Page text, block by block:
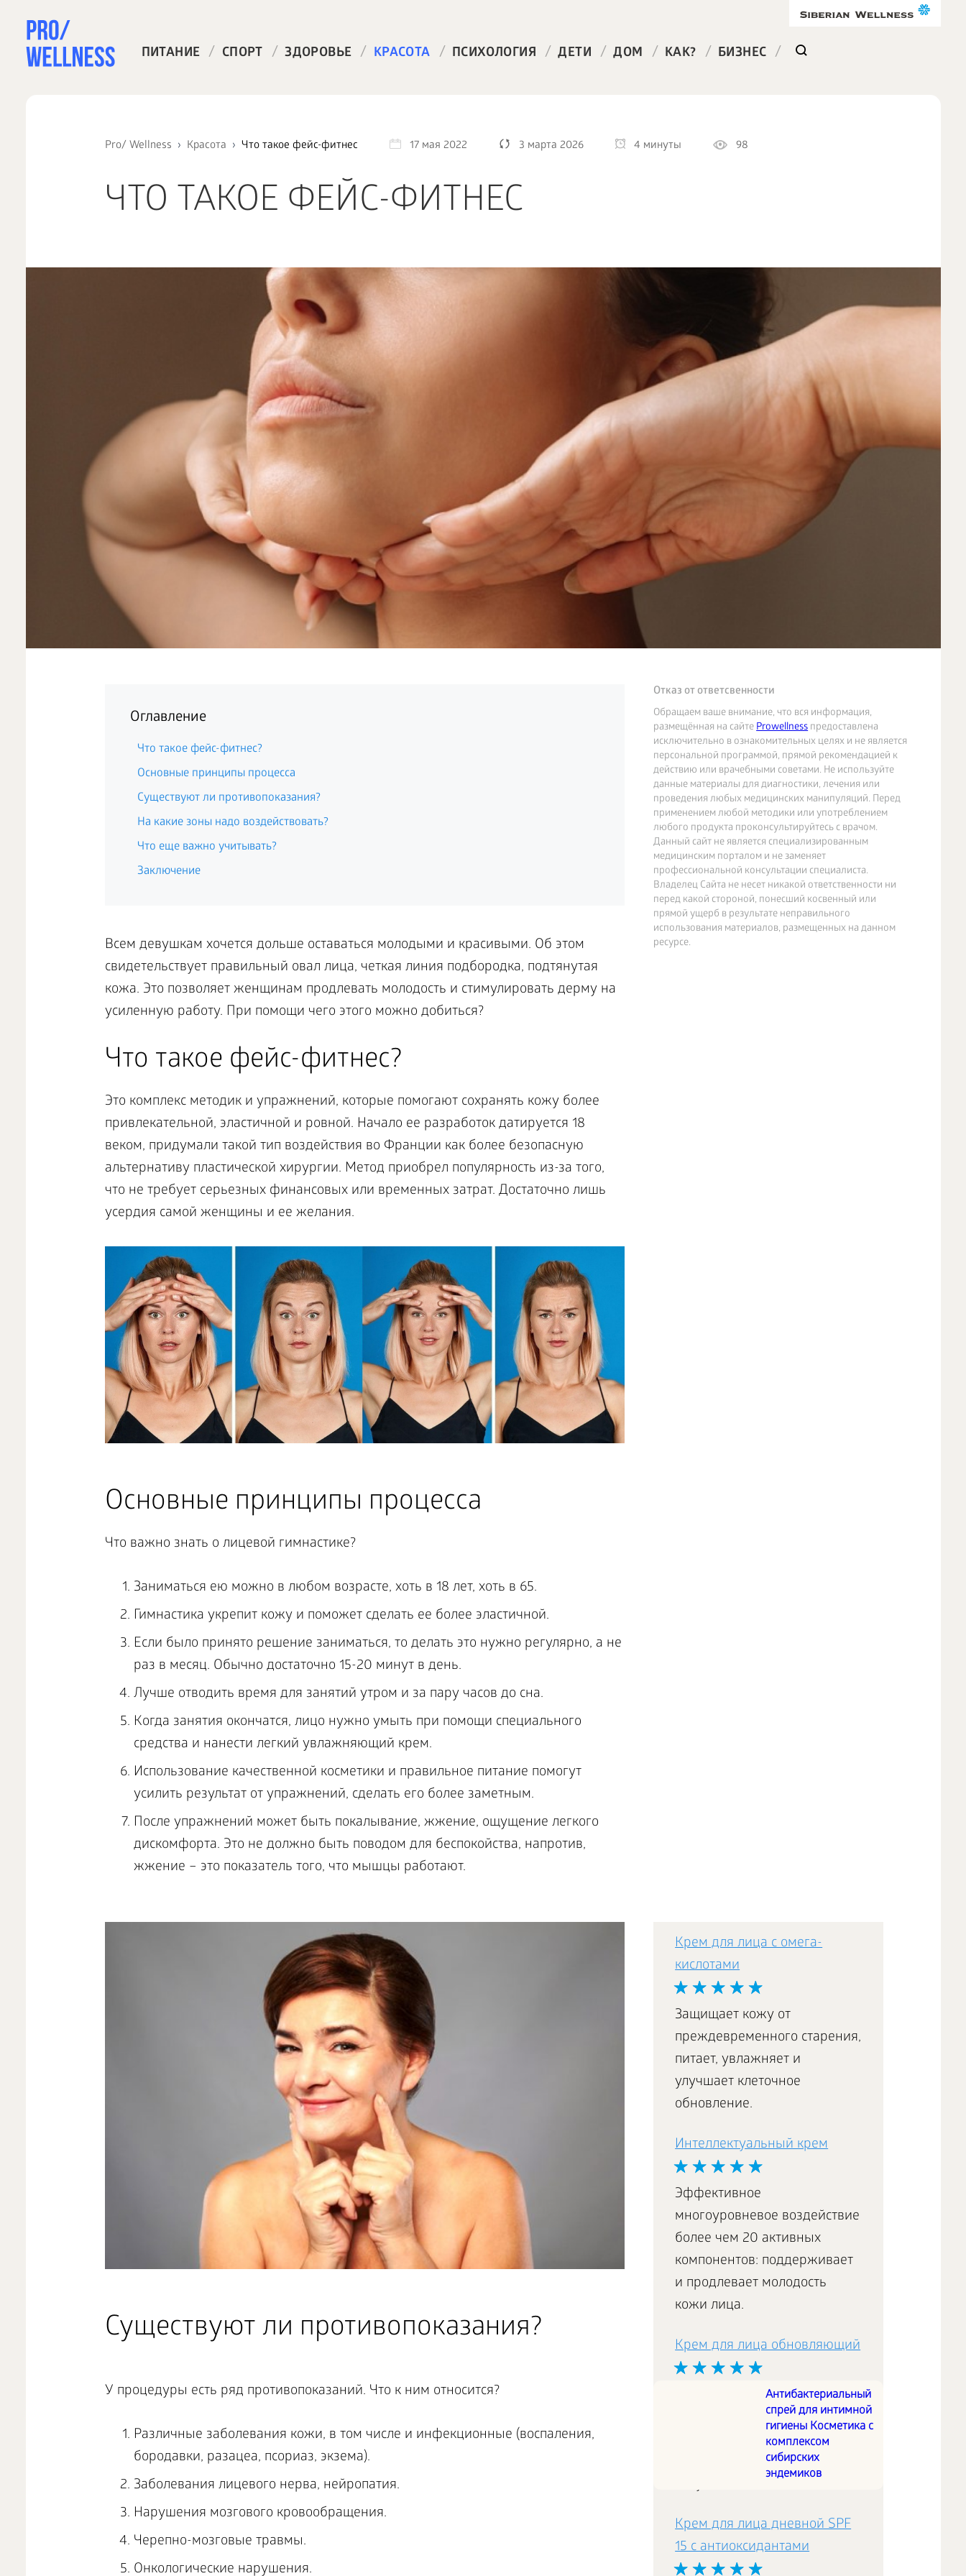
ПИТАНИЕ / СПОРТ / ЗДОРОВЬЕ / КРАСОТА / ПСИХОЛОГИЯ / ДЕТИ / ДОМ / КАК? / БИЗНЕС /
Pro/ Wellness Красота Что такое фейс-фитнес 17 мая 2022 3 марта 2026 4 минуты 98
ЧТО ТАКОЕ ФЕЙС-ФИТНЕС
Отказ от ответсвенности
Обращаем ваше внимание, что вся информация,
размещённая на сайтеProwellnessпредоставлена
исключительно в ознакомительных целях и не является
персональной программой, прямой рекомендацией к
действию или врачебными советами. Не используйте
данные материалы для диагностики, лечения или
проведения любых медицинских манипуляций. Перед
применением любой методики или употреблением
любого продукта проконсультируйтесь с врачом.
Данный сайт не является специализированным
медицинским порталом и не заменяет
профессиональной консультации специалиста.
Владелец Сайта не несет никакой ответственности ни
перед какой стороной, понесший косвенный или
прямой ущерб в результате неправильного
использования материалов, размещенных на данном
ресурсе.
Оглавление
Что такое фейс-фитнес?
Основные принципы процесса
Существуют ли противопоказания?
На какие зоны надо воздействовать?
Что еще важно учитывать?
Заключение
Всем девушкам хочется дольше оставаться молодыми и красивыми. Об этом
свидетельствует правильный овал лица, четкая линия подбородка, подтянутая
кожа. Это позволяет женщинам продлевать молодость и стимулировать дерму на
усиленную работу. При помощи чего этого можно добиться?
Что такое фейс-фитнес?
Это комплекс методик и упражнений, которые помогают сохранять кожу более
привлекательной, эластичной и ровной. Начало ее разработок датируется 18
веком, придумали такой тип воздействия во Франции как более безопасную
альтернативу пластической хирургии. Метод приобрел популярность из-за того,
что не требует серьезных финансовых или временных затрат. Достаточно лишь
усердия самой женщины и ее желания.
Основные принципы процесса
Что важно знать о лицевой гимнастике?
Заниматься ею можно в любом возрасте, хоть в 18 лет, хоть в 65.
Гимнастика укрепит кожу и поможет сделать ее более эластичной.
Если было принято решение заниматься, то делать это нужно регулярно, а не
раз в месяц. Обычно достаточно 15-20 минут в день.
Лучше отводить время для занятий утром и за пару часов до сна.
Когда занятия окончатся, лицо нужно умыть при помощи специального
средства и нанести легкий увлажняющий крем.
Использование качественной косметики и правильное питание помогут
усилить результат от упражнений, сделать его более заметным.
После упражнений может быть покалывание, жжение, ощущение легкого
дискомфорта. Это не должно быть поводом для беспокойства, напротив,
жжение – это показатель того, что мышцы работают.
Крем для лица с омега-
кислотами
Защищает кожу от
преждевременного старения,
питает, увлажняет и
улучшает клеточное
обновление.
Интеллектуальный крем
Эффективное
многоуровневое воздействие
более чем 20 активных
компонентов: поддерживает
и продлевает молодость
кожи лица.
Крем для лица обновляющий
Заряжает уставшую кожу
энергией, интенсивно
восстанавливает, стирает
следы стресса, возвращает
Крем для лица дневной SPF
15 с антиоксидантами
Существуют ли противопоказания?
Антибактериальный
спрей для интимной
гигиены Косметика с
комплексом
сибирских
эндемиков
У процедуры есть ряд противопоказаний. Что к ним относится?
Различные заболевания кожи, в том числе и инфекционные (воспаления,
бородавки, разацеа, псориаз, экзема).
Заболевания лицевого нерва, нейропатия.
Нарушения мозгового кровообращения.
Черепно-мозговые травмы.
Онкологические нарушения.